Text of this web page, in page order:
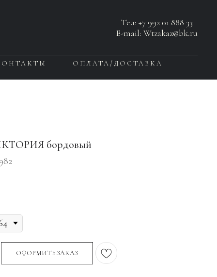
Тел: +7 992 01 888 33
E-mail: Wtzakaz@bk.ru
ОПЛАТА/ДОСТАВКА
бордовый
ОФОРМИТЬ ЗАКАЗ